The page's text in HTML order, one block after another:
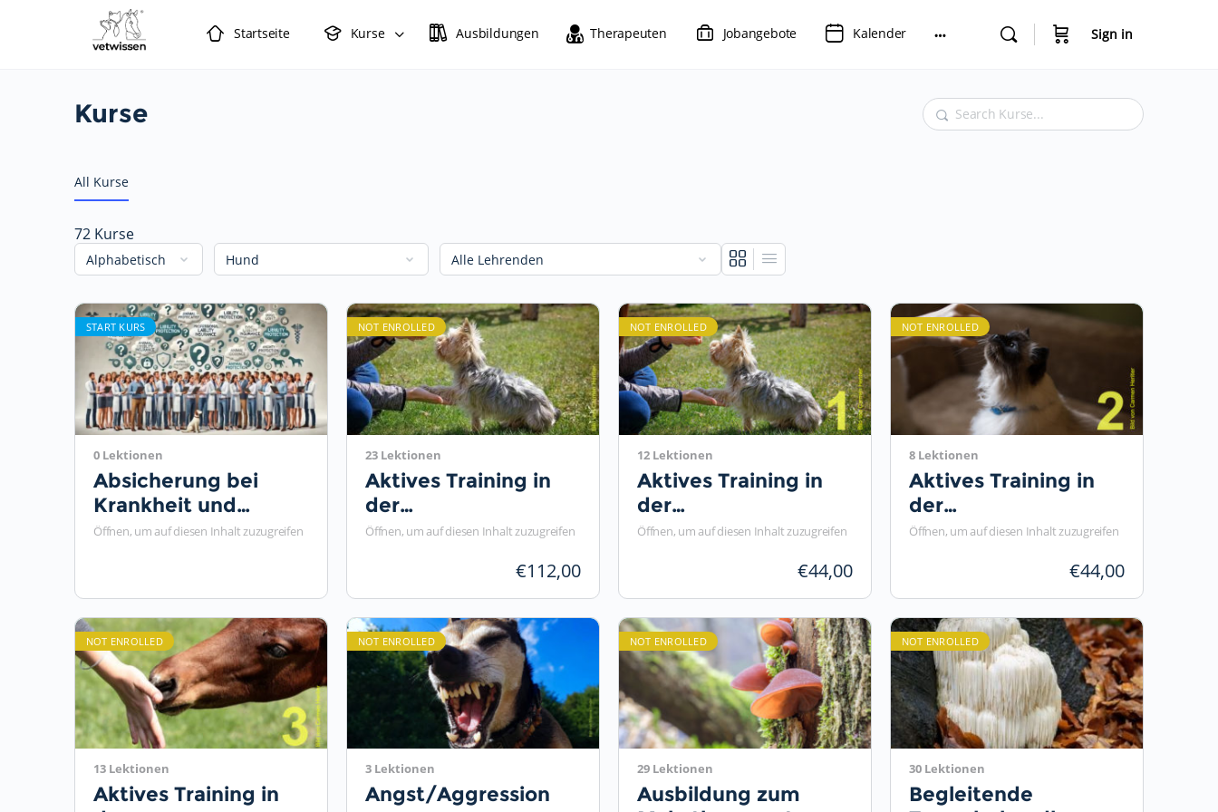
Startseite Kurse Ausbildungen Therapeuten Jobangebote Kalender Sign in
Kurse Suchen
All Kurse
72 Kurse
START KURS
0 Lektionen
Absicherung bei
Krankheit und
Berufsunfähigkeit für
Öffnen, um auf diesen Inhalt zuzugreifen
NOT ENROLLED
23 Lektionen
Aktives Training in
der
Tierphysiotherapie
Öffnen, um auf diesen Inhalt zuzugreifen
€112,00
NOT ENROLLED
12 Lektionen
Aktives Training in
der
Tierphysiotherapie
Öffnen, um auf diesen Inhalt zuzugreifen
€44,00
NOT ENROLLED
8 Lektionen
Aktives Training in
der
Tierphysiotherapie
Öffnen, um auf diesen Inhalt zuzugreifen
€44,00
NOT ENROLLED
13 Lektionen
Aktives Training in
NOT ENROLLED
3 Lektionen
Angst/Aggression
NOT ENROLLED
29 Lektionen
Ausbildung zum
NOT ENROLLED
30 Lektionen
Begleitende